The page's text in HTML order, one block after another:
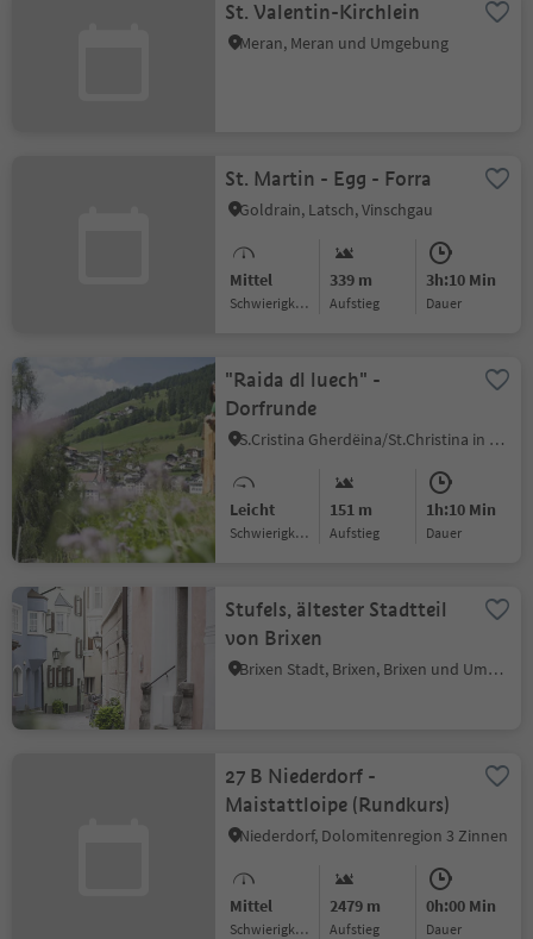
St. Valentin-Kirchlein
Meran, Meran und Umgebung
St. Martin - Egg - Forra
Goldrain, Latsch, Vinschgau
Mittel
Schwierigkeitsgrad
339 m
Aufstieg
3h:10 Min
Dauer
"Raida dl luech" -
Dorfrunde
S.Cristina Gherdëina/St.Christina in Gröden, St.Christina in Gröden, Dolomitenregion Gröden
Leicht
Schwierigkeitsgrad
151 m
Aufstieg
1h:10 Min
Dauer
Stufels, ältester Stadtteil
von Brixen
Brixen Stadt, Brixen, Brixen und Umgebung
27 B Niederdorf -
Maistattloipe (Rundkurs)
Niederdorf, Dolomitenregion 3 Zinnen
Mittel
Schwierigkeitsgrad
2479 m
Aufstieg
0h:00 Min
Dauer